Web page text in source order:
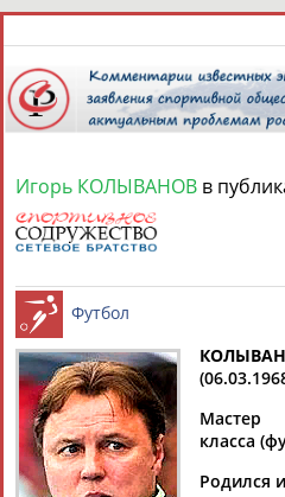
8
СПОРТСМЕНЫ, ТРЕНЕРЫ И
Найдено: 1персона
Игорь КОЛЫВАНОВ в
Футбол
Мастер
класса
Родился